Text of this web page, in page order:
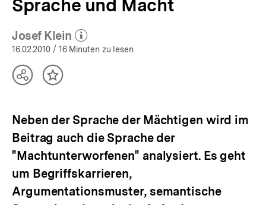
Sprache und Macht
Josef Klein
(Mehr zum Autor)
öffnen
16.02.2010 / 16 Minuten zu lesen
TeilenInhalt
Neben der Sprache der Mächtigen wird im
Beitrag auch die Sprache der
"Machtunterworfenen" analysiert. Es geht
um Begriffskarrieren,
Argumentationsmuster, semantische